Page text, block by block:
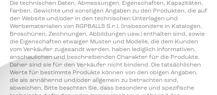
Die technischen Daten, Abmessungen, Eigenschaften, Kapazitäten,
Farben, Gewichte und sonstigen Angaben zu den Produkten, die auf
der Website und/oder in den technischen Unterlagen und
Werbematerialien von RGPBALLS S.r.l. (insbesondere in Katalogen,
Broschüren, Zeichnungen, Abbildungen usw.) enthalten sind, sowie
die Eigenschaften etwaiger Muster und Modelle, die dem Kunden
vom Verkäufer zugesandt werden, haben lediglich informativen,
anschaulichen und beschreibenden Charakter für die Produkte.
Daher sind sie für den Verkäufer nicht bindend. Die tatsächlichen
Werte für bestimmte Produkte können von den obigen Angaben,
die als annähernd und/oder allgemein zu betrachten sind,
abweichen. Bitte beachten Sie, dass besondere und spezifische